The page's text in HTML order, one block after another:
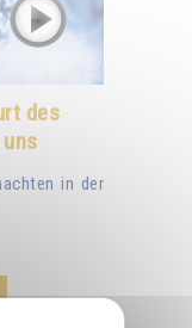
des
in der